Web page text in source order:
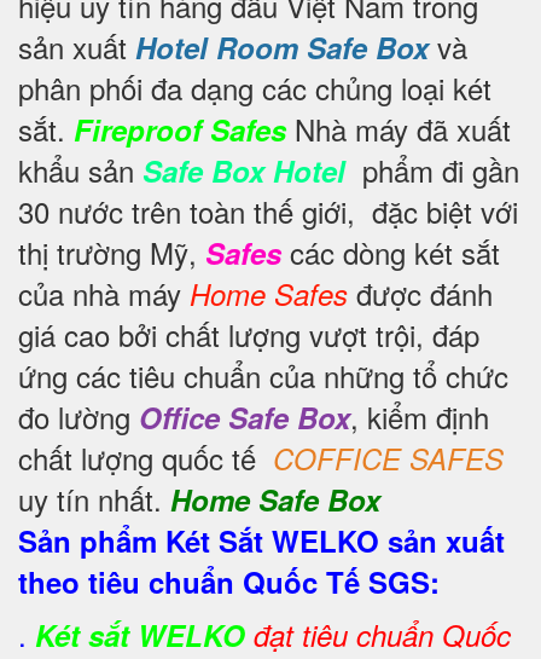
sản xuất Hotel Room Safe Boxvà
phân phối đa dạng các chủng loại két
sắt. Fireproof SafesNhà máy đã xuất
khẩu sản Safe Box Hotelphẩm đi gần
30 nước trên toàn thế giới, đặc biệt với
thị trường Mỹ, Safes các dòng két sắt
của nhà máy Home Safes được đánh
giá cao bởi chất lượng vượt trội, đáp
ứng các tiêu chuẩn của những tổ chức
đo lường Office Safe Box, kiểm định
chất lượng quốc tế COFFICE SAFES
uy tín nhất. Home Safe Box
Sản phẩm Két Sắt WELKO sản xuất
theo tiêu chuẩn Quốc Tế SGS:
. Két sắt WELKO đạt tiêu chuẩn Quốc